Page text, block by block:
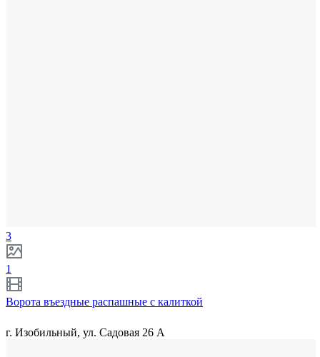
3
1
Ворота въездные распашные с калиткой
г. Изобильный, ул. Садовая 26 А